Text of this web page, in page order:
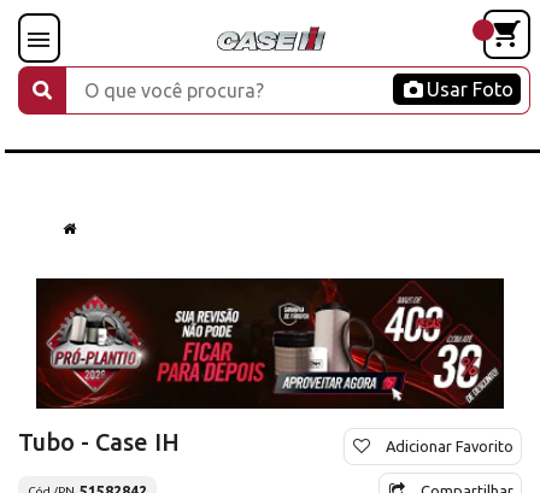
Usar Foto
Tubo - Case IH Adicionar Favorito